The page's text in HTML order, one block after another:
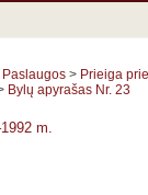
Paslaugos > Prieiga
Bylų apyrašas Nr. 23
m.